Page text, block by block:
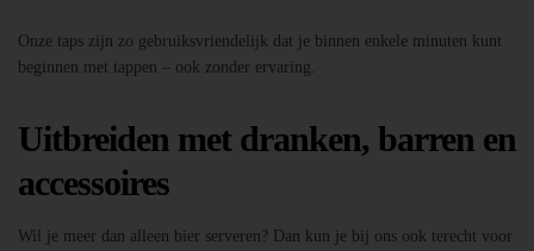
Onze taps zijn zo gebruiksvriendelijk dat je binnen enkele minuten kunt
beginnen met tappen – ook zonder ervaring.
Uitbreiden met dranken, barren en
accessoires
Wil je meer dan alleen bier serveren? Dan kun je bij ons ook terecht voor